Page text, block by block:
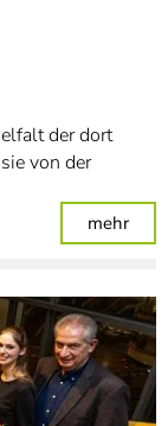
der dort
von der
mehr: